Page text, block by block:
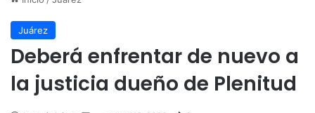
Juárez
Deberá enfrentar de nuevo a
la justicia dueño de Plenitud